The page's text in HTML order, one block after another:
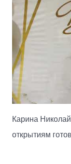
Карина
открытиям